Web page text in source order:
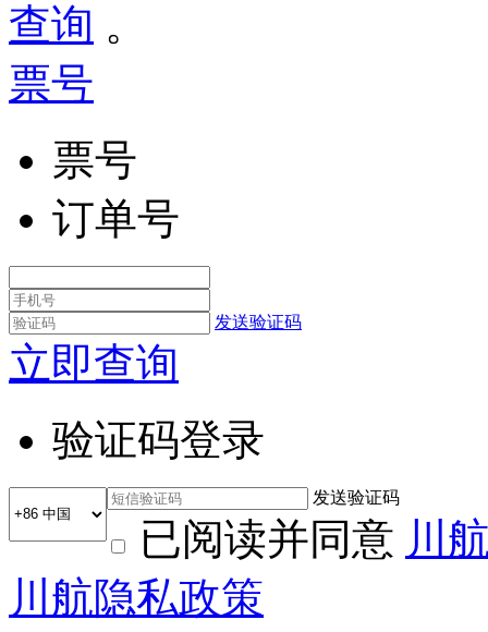
查询 。
票号
票号
订单号
发送验证码
立即查询
验证码登录
发送验证码
已阅读并同意 川
川航隐私政策